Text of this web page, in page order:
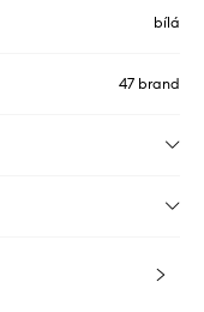
bílá
47 brand